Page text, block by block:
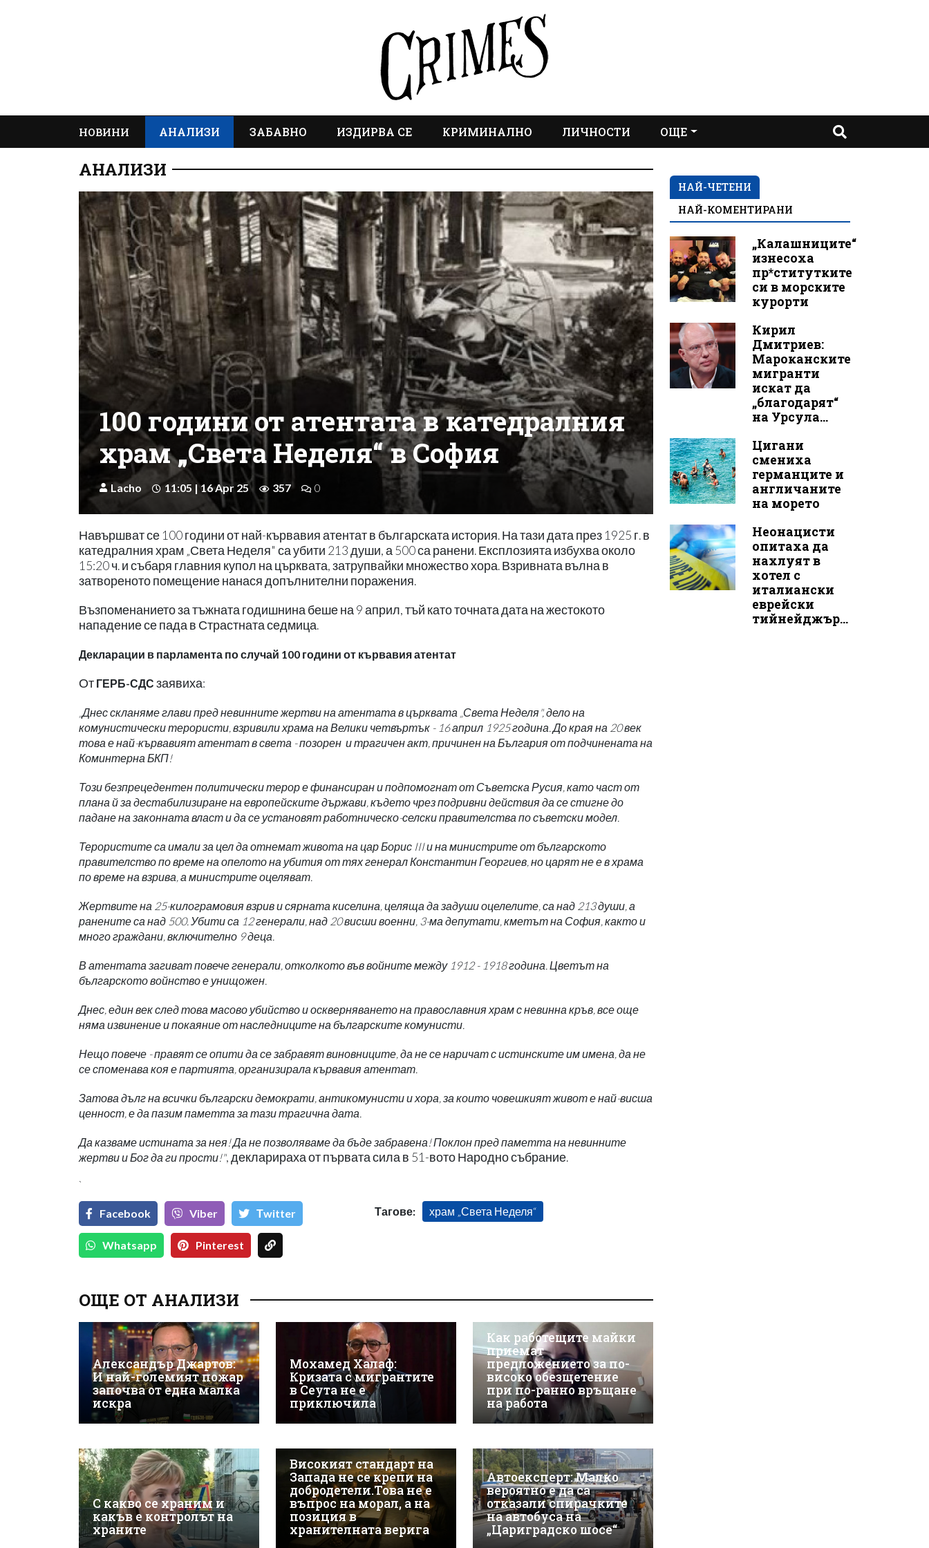
НОВИНИ АНАЛИЗИ ЗАБАВНО ИЗДИРВА СЕ КРИМИНАЛНО ЛИЧНОСТИ ОЩЕ
АНАЛИЗИ
100 години от атентата в катедралния
храм „Света Неделя“ в София
Lacho 11:05 | 16 Apr 25 357 0
Навършват се 100 години от най-кървавия атентат в българската история. На тази дата през 1925 г. в
катедралния храм „Света Неделя" са убити 213 души, а 500 са ранени. Експлозията избухва около
15:20 ч. и събаря главния купол на църквата, затрупвайки множество хора. Взривната вълна в
затвореното помещение нанася допълнителни поражения.
Възпоменанието за тъжната годишнина беше на 9 април, тъй като точната дата на жестокото
нападение се пада в Страстната седмица.
Декларации в парламента по случай 100 години от кървавия атентат
От ГЕРБ-СДС заявиха:
„Днес скланяме глави пред невинните жертви на атентата в църквата „Света Неделя", дело на
комунистически терористи, взривили храма на Велики четвъртък - 16 април 1925 година. До края на 20 век
това е най-кървавият атентат в света - позорен и трагичен акт, причинен на България от подчинената на
Коминтерна БКП!
Този безпрецедентен политически терор е финансиран и подпомогнат от Съветска Русия, като част от
плана й за дестабилизиране на европейските държави, където чрез подривни действия да се стигне до
падане на законната власт и да се установят работническо-селски правителства по съветски модел.
Терористите са имали за цел да отнемат живота на цар Борис III и на министрите от българското
правителство по време на опелото на убития от тях генерал Константин Георгиев, но царят не е в храма
по време на взрива, а министрите оцеляват.
Жертвите на 25-килограмовия взрив и сярната киселина, целяща да задуши оцелелите, са над 213 души, а
ранените са над 500. Убити са 12 генерали, над 20 висши военни, 3-ма депутати, кметът на София, както и
много граждани, включително 9 деца.
В атентата загиват повече генерали, отколкото във войните между 1912 - 1918 година. Цветът на
българското войнство е унищожен.
Днес, един век след това масово убийство и оскверняването на православния храм с невинна кръв, все още
няма извинение и покаяние от наследниците на българските комунисти.
Нещо повече - правят се опити да се забравят виновниците, да не се наричат с истинските им имена, да не
се споменава коя е партията, организирала кървавия атентат.
Затова дълг на всички български демократи, антикомунисти и хора, за които човешкият живот е най-висша
ценност, е да пазим паметта за тази трагична дата.
Да казваме истината за нея! Да не позволяваме да бъде забравена! Поклон пред паметта на невинните
жертви и Бог да ги прости!", декларираха от първата сила в 51-вото Народно събрание.
`
Facebook Viber Тwitter
Whatsapp Pinterest
Тагове: храм „Света Неделя“
ОЩЕ ОТ АНАЛИЗИ
Александър Джартов:
И най-големият пожар
започва от една малка
искра
Мохамед Халаф:
Кризата с мигрантите
в Сеута не е
приключила
Как работещите майки
приемат
предложението за по-
високо обезщетение
при по-ранно връщане
на работа
С какво се храним и
какъв е контролът на
храните
Високият стандарт на
Запада не се крепи на
добродетели.Това не е
въпрос на морал, а на
позиция в
хранителната верига
Автоексперт: Малко
вероятно е да са
отказали спирачките
на автобуса на
„Цариградско шосе“
НАЙ-ЧЕТЕНИ
НАЙ-КОМЕНТИРАНИ
„Калашниците“
изнесоха
пр*ститутките
си в морските
курорти
Кирил
Дмитриев:
Мароканските
мигранти
искат да
„благодарят“
на Урсула...
Цигани
смениха
германците и
англичаните
на морето
Неонацисти
опитаха да
нахлуят в
хотел с
италиански
еврейски
тийнейджър...